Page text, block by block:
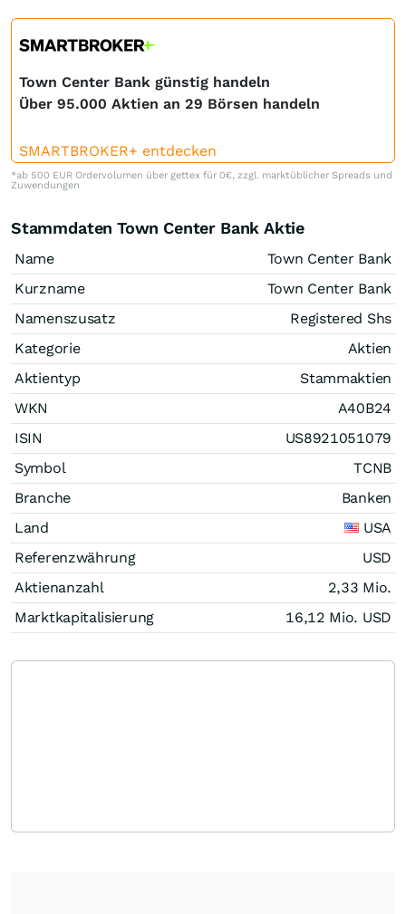
Town Center Bank günstig handeln
Über 95.000 Aktien an 29 Börsen handeln
SMARTBROKER+ entdecken
*ab 500 EUR Ordervolumen über gettex für 0€, zzgl. marktüblicher Spreads und
Zuwendungen
Stammdaten Town Center Bank Aktie
Name
Town Center Bank
Kurzname
Town Center Bank
Namenszusatz
Registered Shs
Kategorie
Aktien
Aktientyp
Stammaktien
WKN
A40B24
ISIN
US8921051079
Symbol
TCNB
Branche
Banken
Land
USA
Referenzwährung
USD
Aktienanzahl
2,33 Mio.
Marktkapitalisierung
16,12 Mio. USD